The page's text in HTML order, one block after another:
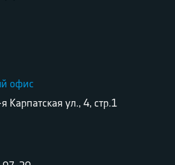
офис
Карпатская ул., 4, стр.1